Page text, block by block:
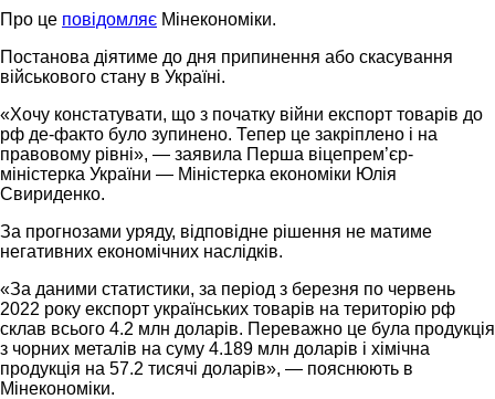
Про це повідомляє Мінекономіки.
Постанова діятиме до дня припинення або скасування
військового стану в Україні.
«Хочу констатувати, що з початку війни експорт товарів до
рф де-факто було зупинено. Тепер це закріплено і на
правовому рівні», — заявила Перша віцепрем’єр-
міністерка України — Міністерка економіки Юлія
Свириденко.
За прогнозами уряду, відповідне рішення не матиме
негативних економічних наслідків.
«За даними статистики, за період з березня по червень
2022 року експорт українських товарів на територію рф
склав всього 4.2 млн доларів. Переважно це була продукція
з чорних металів на суму 4.189 млн доларів і хімічна
продукція на 57.2 тисячі доларів», — пояснюють в
Мінекономіки.